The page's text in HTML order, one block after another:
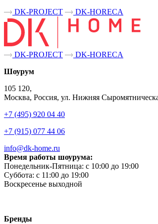
DK-PROJECT
DK-HORECA
DK-PROJECT
DK-HORECA
Шоурум
105 120,
Москва, Россия, ул. Нижняя
+7 (495) 920 04 40
+7 (915) 077 44 06
info@dk-home.ru
Время работы шоурума:
Понедельник-Пятница: c 10:00 до 19:00
Суббота: c 11:00 до 19:00
Воскресенье выходной
Бренды